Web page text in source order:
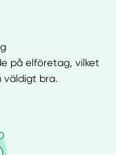
på elföretag, vilket
väldigt bra.